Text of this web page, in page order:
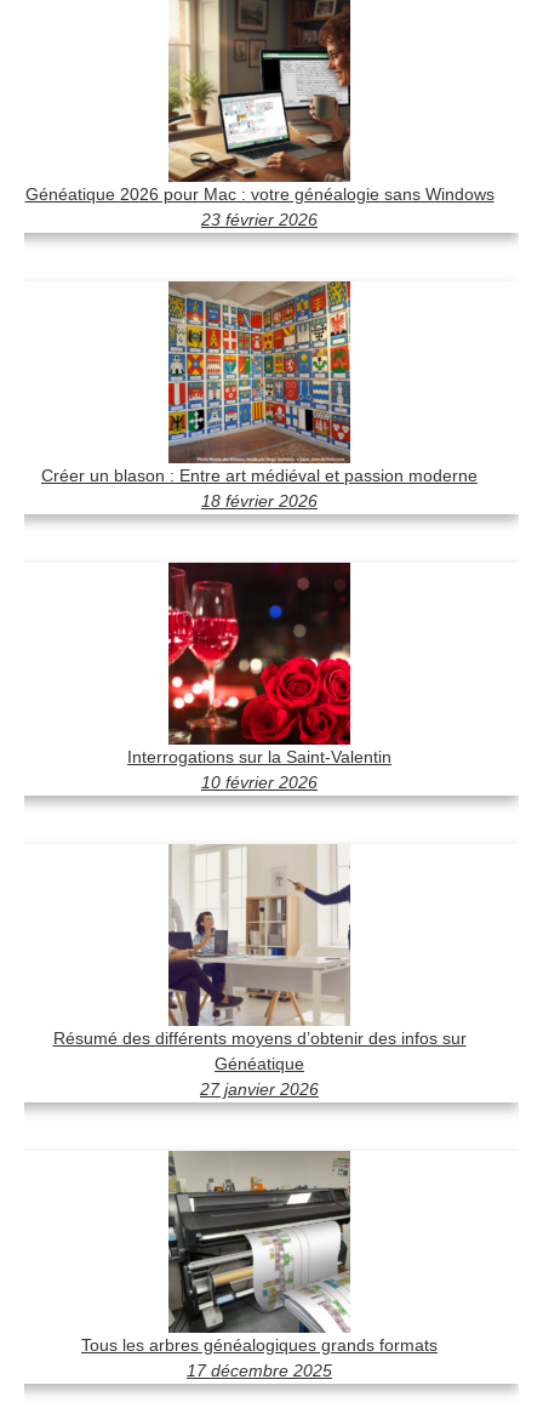
Généatique 2026 pour Mac : votre généalogie sans Windows
23 février 2026
Créer un blason : Entre art médiéval et passion moderne
18 février 2026
Interrogations sur la Saint-Valentin
10 février 2026
Résumé des différents moyens d’obtenir des infos sur
Généatique
27 janvier 2026
Tous les arbres généalogiques grands formats
17 décembre 2025